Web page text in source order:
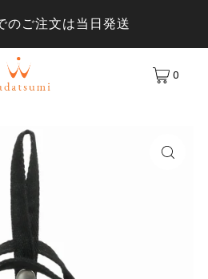
のご注文は当日発送
0